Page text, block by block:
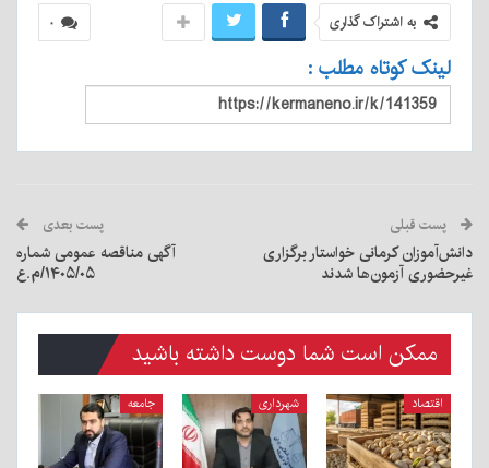
۰ به اشتراک گذاری
لینک کوتاه مطلب :
پست قبلی
دانش‌آموزان کرمانی خواستار برگزاری
غیرحضوری آزمون‌ها شدند
پست بعدی
آگهی مناقصه عمومی شماره
۱۴۰۵/۰۵/م.ع
ممکن است شما دوست داشته باشید
اقتصاد شهرداری جامعه